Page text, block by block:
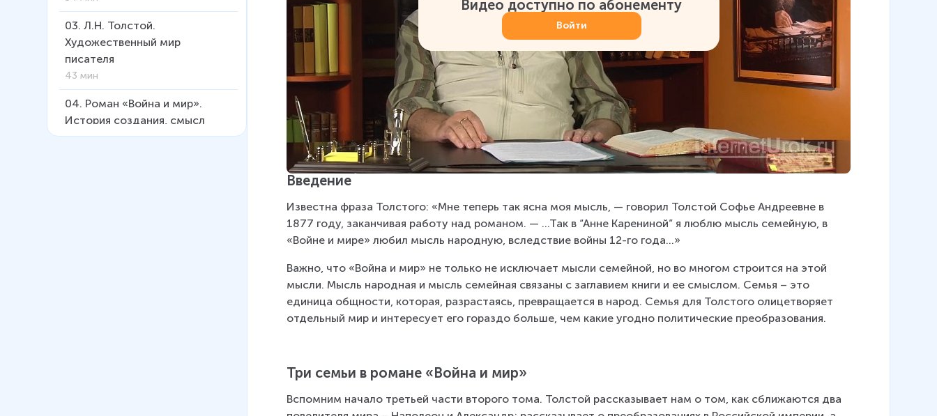
03. Л.Н. Толстой.
Художественный мир
писателя
43 мин
04. Роман «Война и мир».
История создания, смысл
заглавия
Видео доступно по абонементу
Войти
Введение
Известна фраза Толстого: «Мне теперь так ясна моя мысль, — говорил Толстой Софье Андреевне в
1877 году, заканчивая работу над романом. — ...Так в “Анне Карениной” я люблю мысль семейную, в
«Войне и мире» любил мысль народную, вследствие войны 12-го года...»
Важно, что «Война и мир» не только не исключает мысли семейной, но во многом строится на этой
мысли. Мысль народная и мысль семейная связаны с заглавием книги и ее смыслом. Семья – это
единица общности, которая, разрастаясь, превращается в народ. Семья для Толстого олицетворяет
отдельный мир и интересует его гораздо больше, чем какие угодно политические преобразования.
Три семьи в романе «Война и мир»
Вспомним начало третьей части второго тома. Толстой рассказывает нам о том, как сближаются два